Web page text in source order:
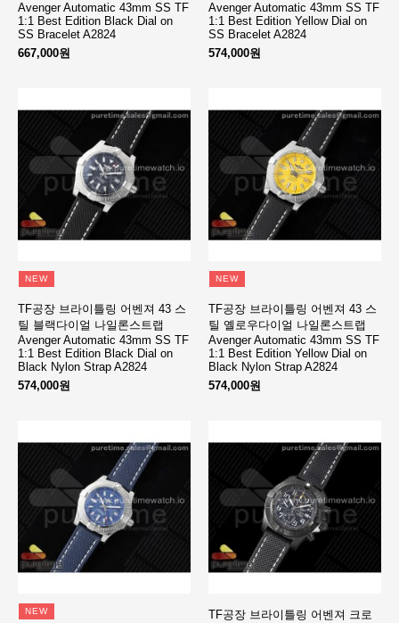
Avenger Automatic 43mm SS TF
1:1 Best Edition Black Dial on
SS Bracelet A2824
667,000원
Avenger Automatic 43mm SS TF
1:1 Best Edition Yellow Dial on
SS Bracelet A2824
574,000원
NEW
TF공장 브라이틀링 어벤져 43 스
틸 블랙다이얼 나일론스트랩
Avenger Automatic 43mm SS TF
1:1 Best Edition Black Dial on
Black Nylon Strap A2824
574,000원
NEW
TF공장 브라이틀링 어벤져 43 스
틸 옐로우다이얼 나일론스트랩
Avenger Automatic 43mm SS TF
1:1 Best Edition Yellow Dial on
Black Nylon Strap A2824
574,000원
NEW
TF공장 브라이틀링 어벤져 크로